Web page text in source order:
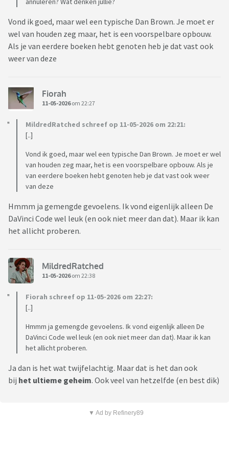
Vond ik goed, maar wel een typische Dan Brown. Je moet er
wel van houden zeg maar, het is een voorspelbare opbouw.
Als je van eerdere boeken hebt genoten heb je dat vast ook
weer van deze
Fiorah
11-05-2026om 22:27
MildredRatched schreef op 11-05-2026 om 22:21:
[..]
Vond ik goed, maar wel een typische Dan Brown. Je moet er wel
van houden zeg maar, het is een voorspelbare opbouw. Als je
van eerdere boeken hebt genoten heb je dat vast ook weer
van deze
Hmmm ja gemengde gevoelens. Ik vond eigenlijk alleen De
DaVinci Code wel leuk (en ook niet meer dan dat). Maar ik kan
het allicht proberen.
MildredRatched
11-05-2026om 22:38
Fiorah schreef op 11-05-2026 om 22:27:
[..]
Hmmm ja gemengde gevoelens. Ik vond eigenlijk alleen De
DaVinci Code wel leuk (en ook niet meer dan dat). Maar ik kan
het allicht proberen.
Ja dan is het wat twijfelachtig. Maar dat is het dan ook
bij het ultieme geheim. Ook veel van hetzelfde (en best dik)
▼ Ad by Refinery89